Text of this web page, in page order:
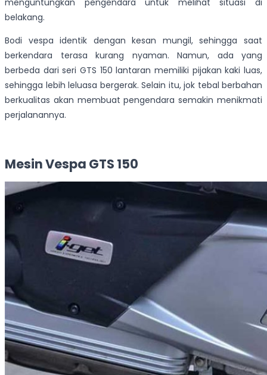
menguntungkan pengendara untuk melihat situasi di
belakang.
Bodi vespa identik dengan kesan mungil, sehingga saat
berkendara terasa kurang nyaman. Namun, ada yang
berbeda dari seri GTS 150 lantaran memiliki pijakan kaki luas,
sehingga lebih leluasa bergerak. Selain itu, jok tebal berbahan
berkualitas akan membuat pengendara semakin menikmati
perjalanannya.
Mesin Vespa GTS 150